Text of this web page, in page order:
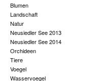
Blumen
Landschaft
Natur
Neusiedler See 2013
Neusiedler See 2014
Orchideen
Tiere
Voegel
Wasservoegel